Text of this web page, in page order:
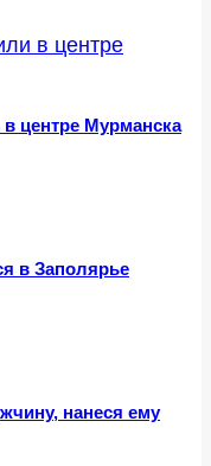
центре Мурманска
в Заполярье
нанеся ему